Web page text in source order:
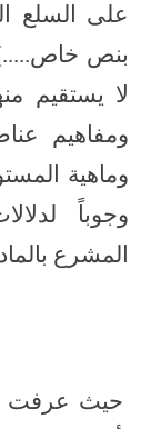
على السلع
بنص خاص.....)
لا يستقيم
ومفاهيم
وماهية
وجوباً
المشرع
حيث عرفت